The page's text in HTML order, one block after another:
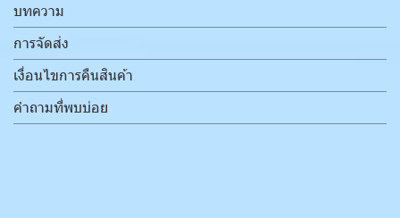
บทความ
การจัดส่ง
เงื่อนไขการคืนสินค้า
คำถามที่พบบ่อย